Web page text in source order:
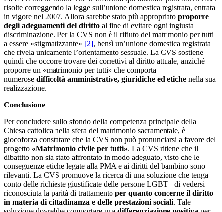
risolte correggendo la legge sull’unione domestica registrata, entrata
in vigore nel 2007. Allora sarebbe stato più appropriato proporre
degli adeguamenti del diritto al fine di evitare ogni ingiusta
discriminazione. Per la CVS non è il rifiuto del matrimonio per tutti
a essere «stigmatizzante» [2], bensì un’unione domestica registrata
che rivela unicamente l’orientamento sessuale. La CVS sostiene
quindi che occorre trovare dei correttivi al diritto attuale, anziché
proporre un «matrimonio per tutti» che comporta
numerose difficoltà amministrative, giuridiche ed etiche nella sua
realizzazione.
Conclusione
Per concludere sullo sfondo della competenza principale della
Chiesa cattolica nella sfera del matrimonio sacramentale, è
giocoforza constatare che la CVS non può pronunciarsi a favore del
progetto «Matrimonio civile per tutti». La CVS ritiene che il
dibattito non sia stato affrontato in modo adeguato, visto che le
conseguenze etiche legate alla PMA e ai diritti del bambino sono
rilevanti. La CVS promuove la ricerca di una soluzione che tenga
conto delle richieste giustificate delle persone LGBT+ di vedersi
riconosciuta la parità di trattamento per quanto concerne il diritto
in materia di cittadinanza e delle prestazioni sociali. Tale